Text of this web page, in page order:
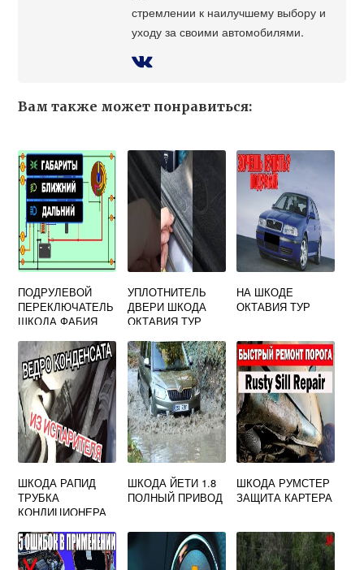
стремлении к наилучшему выбору и
уходу за своими автомобилями.
Вам также может понравиться:
ПОДРУЛЕВОЙ
ПЕРЕКЛЮЧАТЕЛЬ
ШКОДА ФАБИЯ
УПЛОТНИТЕЛЬ
ДВЕРИ ШКОДА
ОКТАВИЯ ТУР
НА ШКОДЕ
ОКТАВИЯ ТУР
ШКОДА РАПИД
ТРУБКА
КОНДИЦИОНЕРА
ШКОДА ЙЕТИ 1.8
ПОЛНЫЙ ПРИВОД
ШКОДА РУМСТЕР
ЗАЩИТА КАРТЕРА